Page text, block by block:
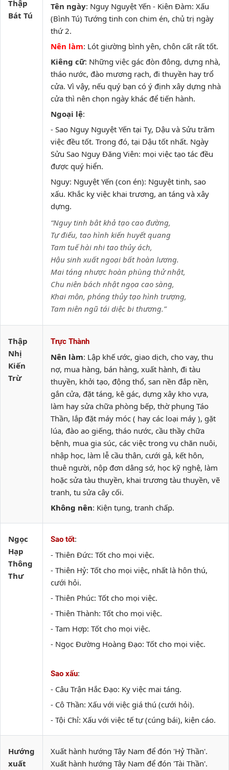
Thập
Bát Tú
Tên ngày: Nguy Nguyệt Yến - Kiên Đàm: Xấu
(Bình Tú) Tướng tinh con chim én, chủ trị ngày
thứ 2.
Nên làm: Lót giường bình yên, chôn cất rất tốt.
Kiêng cữ: Những việc gác đòn đông, dựng nhà,
tháo nước, đào mương rạch, đi thuyền hay trổ
cửa. Vì vậy, nếu quý bạn có ý định xây dựng nhà
cửa thì nên chọn ngày khác để tiến hành.
Ngoại lệ:
- Sao Nguy Nguyệt Yến tại Tỵ, Dậu và Sửu trăm
việc đều tốt. Trong đó, tại Dậu tốt nhất. Ngày
Sửu Sao Nguy Đăng Viên: mọi việc tạo tác đều
được quý hiển.
Nguy: Nguyệt Yến (con én): Nguyệt tinh, sao
xấu. Khắc kỵ việc khai trương, an táng và xây
dựng.
“Nguy tinh bât khả tạo cao đường,
Tự điếu, tao hình kiến huyết quang
Tam tuế hài nhi tao thủy ách,
Hậu sinh xuất ngoại bất hoàn lương.
Mai táng nhược hoàn phùng thử nhật,
Chu niên bách nhật ngọa cao sàng,
Khai môn, phóng thủy tạo hình trượng,
Tam niên ngũ tái diệc bi thương.”
Thập
Nhị
Kiến
Trừ
Trực Thành
Nên làm: Lập khế ước, giao dịch, cho vay, thu
nợ, mua hàng, bán hàng, xuất hành, đi tàu
thuyền, khởi tạo, động thổ, san nền đắp nền,
gắn cửa, đặt táng, kê gác, dựng xây kho vựa,
làm hay sửa chữa phòng bếp, thờ phụng Táo
Thần, lắp đặt máy móc ( hay các loại máy ), gặt
lúa, đào ao giếng, tháo nước, cầu thầy chữa
bệnh, mua gia súc, các việc trong vụ chăn nuôi,
nhập học, làm lễ cầu thân, cưới gả, kết hôn,
thuê người, nộp đơn dâng sớ, học kỹ nghệ, làm
hoặc sửa tàu thuyền, khai trương tàu thuyền, vẽ
tranh, tu sửa cây cối.
Không nên: Kiện tụng, tranh chấp.
Ngọc
Hạp
Thông
Thư
Sao tốt:
- Thiên Đức: Tốt cho mọi việc.
- Thiên Hỷ: Tốt cho mọi việc, nhất là hôn thú,
cưới hỏi.
- Thiên Phúc: Tốt cho mọi việc.
- Thiên Thành: Tốt cho mọi việc.
- Tam Hợp: Tốt cho mọi việc.
- Ngọc Đường Hoàng Đạo: Tốt cho mọi việc.
Sao xấu:
- Câu Trận Hắc Đạo: Kỵ việc mai táng.
- Cô Thần: Xấu với việc giá thú (cưới hỏi).
- Tội Chỉ: Xấu với việc tế tự (cúng bái), kiện cáo.
Hướng
xuất
Xuất hành hướng Tây Nam để đón 'Hỷ Thần'.
Xuất hành hướng Tây Nam để đón 'Tài Thần'.